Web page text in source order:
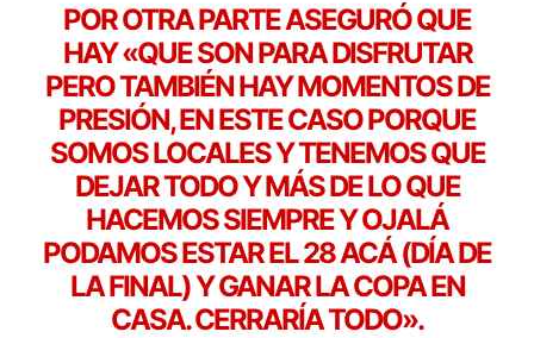
POR OTRA PARTE ASEGURÓ QUE
HAY«QUE SON PARA DISFRUTAR
PERO TAMBIÉN HAY MOMENTOS DE
PRESIÓN, EN ESTE CASO PORQUE
SOMOS LOCALES Y TENEMOS QUE
DEJAR TODO Y MÁS DE LO QUE
HACEMOS SIEMPRE Y OJALÁ
PODAMOS ESTAR EL 28 ACÁ (DÍA DE
LA FINAL) Y GANAR LA COPA EN
CASA. CERRARÍA TODO».